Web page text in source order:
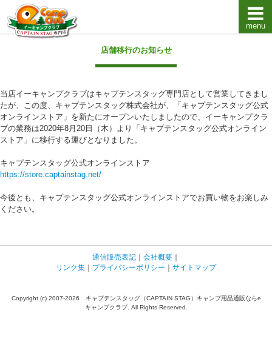
キャプテンスタッグキャンプ用品通販店【eキャンプ
menu
店舗移行のお知らせ
当店イーキャンプクラブはキャプテンスタッグ専門店として営業してきまし
たが、この度、キャプテンスタッグ株式会社が、「キャプテンスタッグ公式
オンラインストア」を新たにオープンいたしましたので、イーキャンプクラ
ブの業務は2020年8月20日（木）より「キャプテンスタッグ公式オンライン
ストア」に移行する運びとなりました。
キャプテンスタッグ公式オンラインストア
https://store.captainstag.net/
今後とも、キャプテンスタッグ公式オンラインストアでお買い物をお楽しみ
ください。
通信販売表記 ｜ 会社概要 ｜
リンク集 ｜ プライバシーポリシー ｜ サイトマップ
Copyright (c) 2007-2026 キャプテンスタッグ（CAPTAIN STAG）キャンプ用品通販ならe
キャンプクラブ. All Rights Reserved.